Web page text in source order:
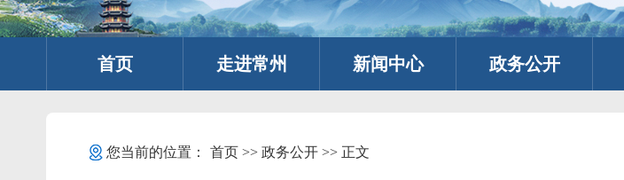
首页 走进常州 新闻中心 政务公开
您当前的位置： 首页>> 政务公开>> 正文